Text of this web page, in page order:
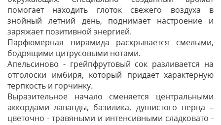
помогает находить глоток свежего воздуха в
знойный летний день, поднимает настроение и
заряжает позитивной энергией.
Парфюмерная пирамида раскрывается смелыми,
бодрящими цитрусовыми нотами.
Апельсиново - грейпфрутовый сок разливается на
отголоски имбиря, который придает характерную
терпкость и горчинку.
Выразительное начало сменяется центральными
аккордами лаванды, базилика, душистого перца –
цветочно - травяными и интенсивными сладковато -